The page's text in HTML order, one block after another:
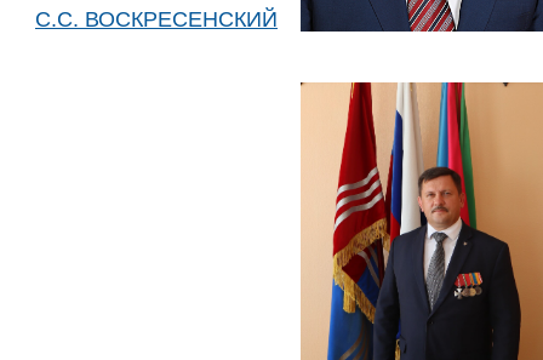
С.С. ВОСКРЕСЕНСКИЙ